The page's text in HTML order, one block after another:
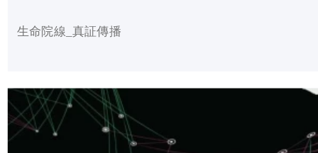
生命院線_真証傳播